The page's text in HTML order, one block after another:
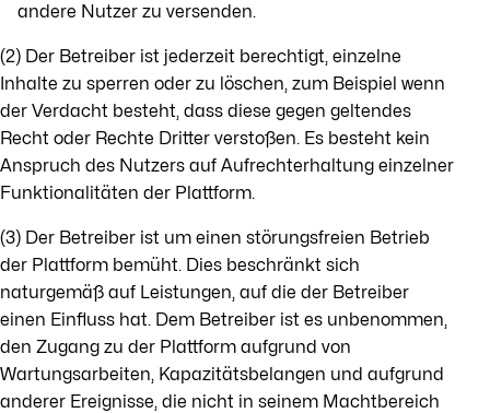
andere Nutzer zu versenden.
(2) Der Betreiber ist jederzeit berechtigt, einzelne
Inhalte zu sperren oder zu löschen, zum Beispiel wenn
der Verdacht besteht, dass diese gegen geltendes
Recht oder Rechte Dritter verstoßen. Es besteht kein
Anspruch des Nutzers auf Aufrechterhaltung einzelner
Funktionalitäten der Plattform.
(3) Der Betreiber ist um einen störungsfreien Betrieb
der Plattform bemüht. Dies beschränkt sich
naturgemäß auf Leistungen, auf die der Betreiber
einen Einfluss hat. Dem Betreiber ist es unbenommen,
den Zugang zu der Plattform aufgrund von
Wartungsarbeiten, Kapazitätsbelangen und aufgrund
anderer Ereignisse, die nicht in seinem Machtbereich